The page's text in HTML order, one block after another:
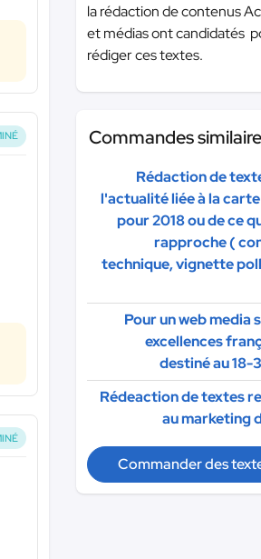
la rédaction de contenus
et médias ont candidatés
rédiger ces textes.
Commandes
Rédaction de
l'actualité liée à la
pour 2018 ou de ce
rapproche (
technique, vignette
Pour un web media
excellences
destiné au 18-
Rédeaction de textes
au marketing
Commander des